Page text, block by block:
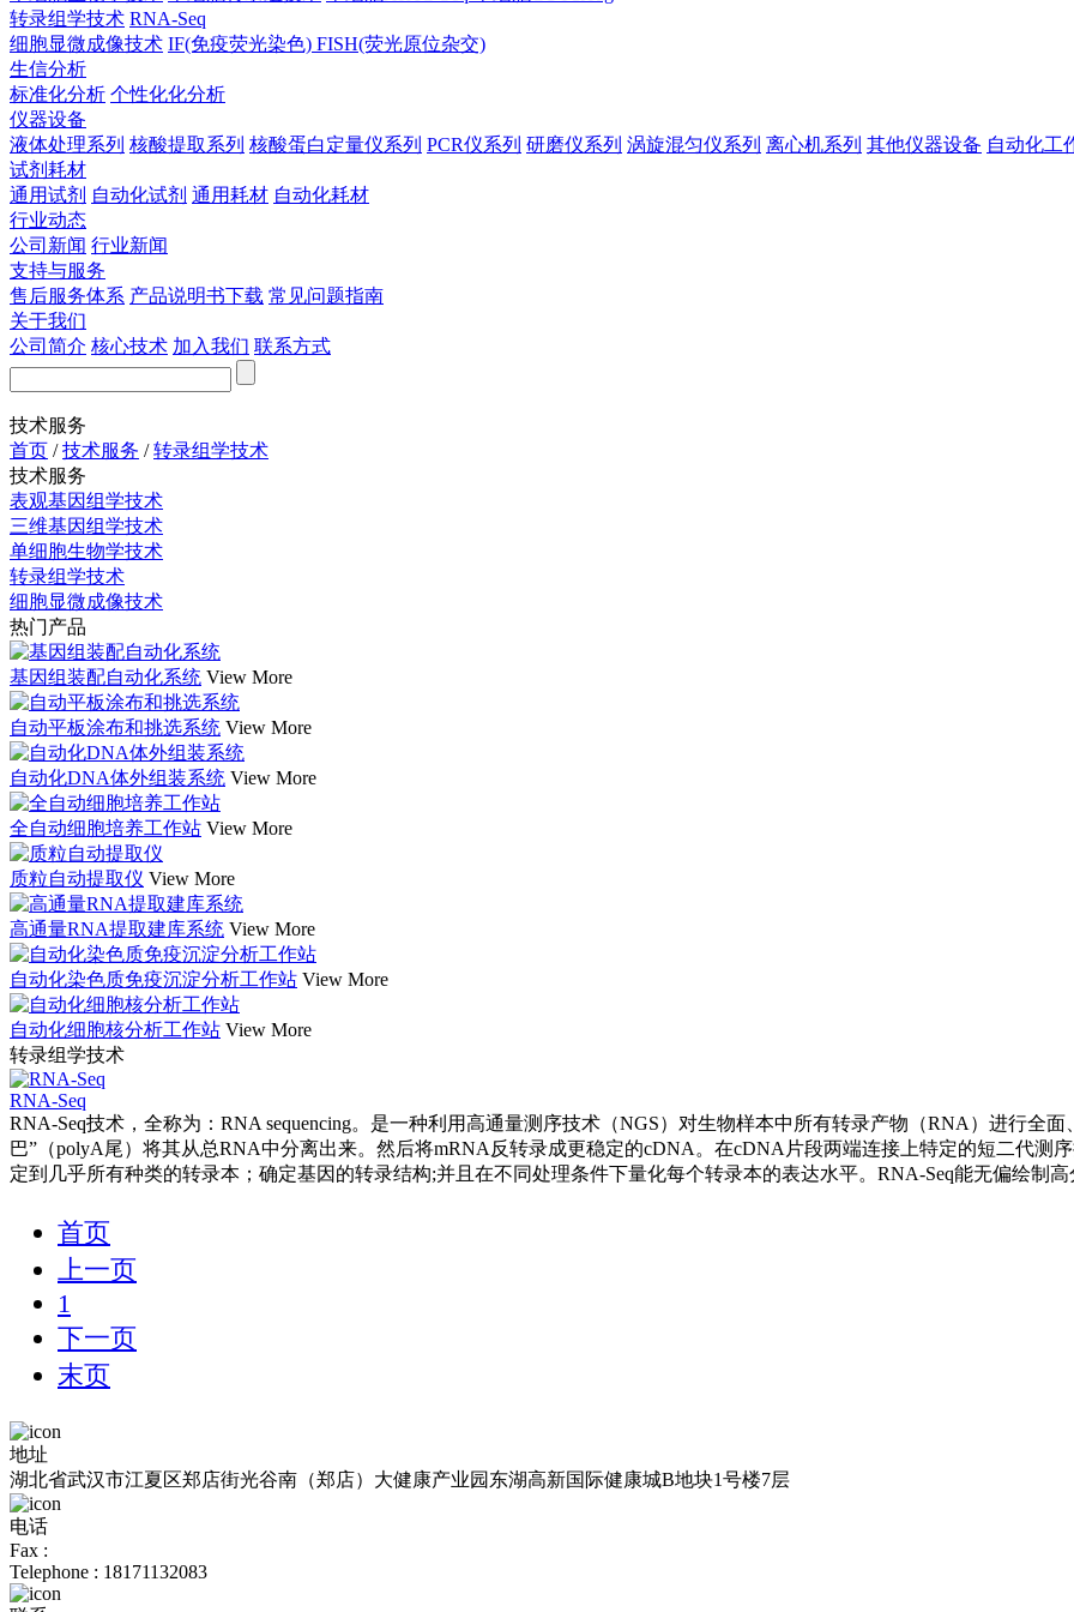
转录组学技术 RNA-Seq
细胞显微成像技术 IF(免疫荧光染色) FISH(荧光原位杂交)
生信分析
标准化分析 个性化化分析
仪器设备
液体处理系列 核酸提取系列 核酸蛋白定量仪系列 PCR仪系列 研磨仪系列 涡旋混匀仪系列 离心机系列 其他仪器设备 自动化工
试剂耗材
通用试剂 自动化试剂 通用耗材 自动化耗材
行业动态
公司新闻 行业新闻
支持与服务
售后服务体系 产品说明书下载 常见问题指南
关于我们
公司简介 核心技术 加入我们 联系方式
技术服务
首页 /技术服务 /转录组学技术
技术服务
表观基因组学技术
三维基因组学技术
单细胞生物学技术
转录组学技术
细胞显微成像技术
热门产品
基因组装配自动化系统 View More
自动平板涂布和挑选系统 View More
自动化DNA体外组装系统 View More
全自动细胞培养工作站 View More
质粒自动提取仪 View More
高通量RNA提取建库系统 View More
自动化染色质免疫沉淀分析工作站 View More
自动化细胞核分析工作站 View More
转录组学技术
RNA-Seq
RNA-Seq技术，全称为：RNA sequencing。是一种利用高通量测序技术（NGS）对生物样本中所有转录产物（RNA）进行全
巴”（polyA尾）将其从总RNA中分离出来。然后将mRNA反转录成更稳定的cDNA。在cDNA片段两端连接上特定的短二代测
定到几乎所有种类的转录本；确定基因的转录结构;并且在不同处理条件下量化每个转录本的表达水平。RNA-Seq能无偏绘制
首页
上一页
1
下一页
末页
地址
湖北省武汉市江夏区郑店街光谷南（郑店）大健康产业园东湖高新国际健康城B地块1号楼7层
电话
Fax :
Telephone : 18171132083